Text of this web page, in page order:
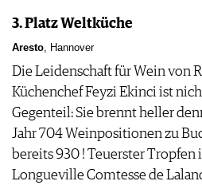
3. Platz Weltküche
Aresto, Hannover
Die Leidenschaft für Wein von
Küchenchef Feyzi Ekinci ist
Gegenteil: Sie brennt heller
Jahr 704 Weinpositionen zu
bereits 930 ! Teuerster Tropfen
Longueville Comtesse de